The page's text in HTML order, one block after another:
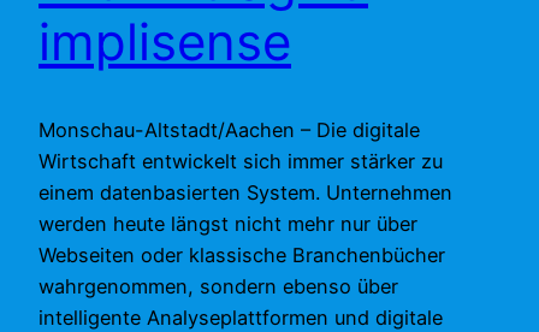
implisense
Monschau-Altstadt/Aachen – Die digitale
Wirtschaft entwickelt sich immer stärker zu
einem datenbasierten System. Unternehmen
werden heute längst nicht mehr nur über
Webseiten oder klassische Branchenbücher
wahrgenommen, sondern ebenso über
intelligente Analyseplattformen und digitale